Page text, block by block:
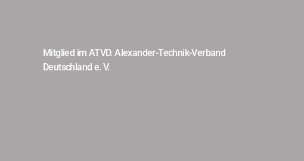
Mitglied im ATVD. Alexander-Technik-Verband
Deutschland e. V.